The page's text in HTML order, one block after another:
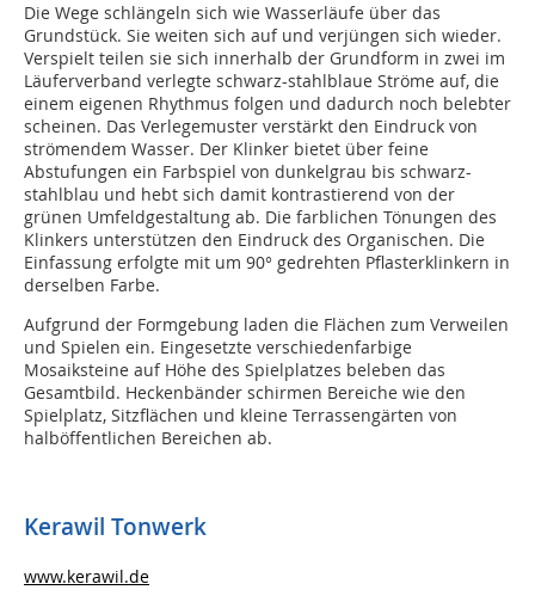
Die Wege schlängeln sich wie Wasserläufe über das
Grundstück. Sie weiten sich auf und verjüngen sich wieder.
Verspielt teilen sie sich innerhalb der Grundform in zwei im
Läuferverband verlegte schwarz-stahlblaue Ströme auf, die
einem eigenen Rhythmus folgen und dadurch noch belebter
scheinen. Das Verlegemuster verstärkt den Eindruck von
strömendem Wasser. Der Klinker bietet über feine
Abstufungen ein Farbspiel von dunkelgrau bis schwarz-
stahlblau und hebt sich damit kontrastierend von der
grünen Umfeldgestaltung ab. Die farblichen Tönungen des
Klinkers unterstützen den Eindruck des Organischen. Die
Einfassung erfolgte mit um 90° gedrehten Pflasterklinkern in
derselben Farbe.
Aufgrund der Formgebung laden die Flächen zum Verweilen
und Spielen ein. Eingesetzte verschiedenfarbige
Mosaiksteine auf Höhe des Spielplatzes beleben das
Gesamtbild. Heckenbänder schirmen Bereiche wie den
Spielplatz, Sitzflächen und kleine Terrassengärten von
halböffentlichen Bereichen ab.
Kerawil Tonwerk
www.kerawil.de